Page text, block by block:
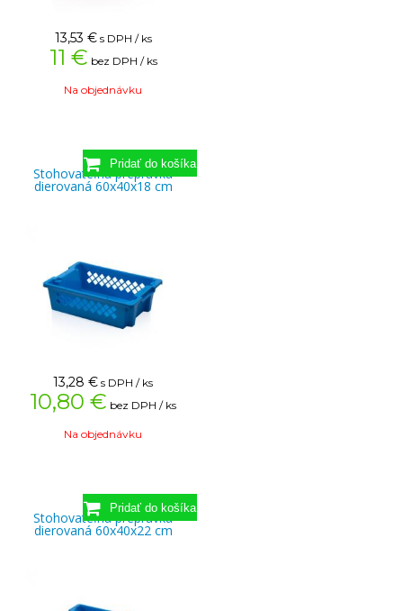
13,53 € s DPH / ks
11 € bez DPH / ks
Na objednávku
Stohovateľná prepravka
dierovaná 60x40x18 cm
13,28 € s DPH / ks
10,80 € bez DPH / ks
Na objednávku
Stohovateľná prepravka
dierovaná 60x40x22 cm